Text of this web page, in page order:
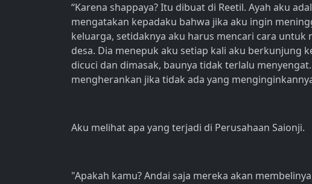
“Karena shappaya? Itu dibuat di Reetil. Ayah aku
mengatakan kepadaku bahwa jika aku ingin
keluarga, setidaknya aku harus mencari cara
desa. Dia menepuk aku setiap kali aku berkunjung
dicuci dan dimasak, baunya tidak terlalu
mengherankan jika tidak ada yang
Aku melihat apa yang terjadi di Perusahaan Saionji.
"Apakah kamu? Andai saja mereka akan